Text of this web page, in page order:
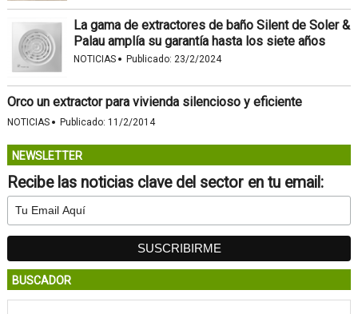
La gama de extractores de baño Silent de Soler &
Palau amplía su garantía hasta los siete años
NOTICIAS · Publicado: 23/2/2024
Orco un extractor para vivienda silencioso y eficiente
NOTICIAS · Publicado: 11/2/2014
NEWSLETTER
Recibe las noticias clave del sector en tu email:
BUSCADOR